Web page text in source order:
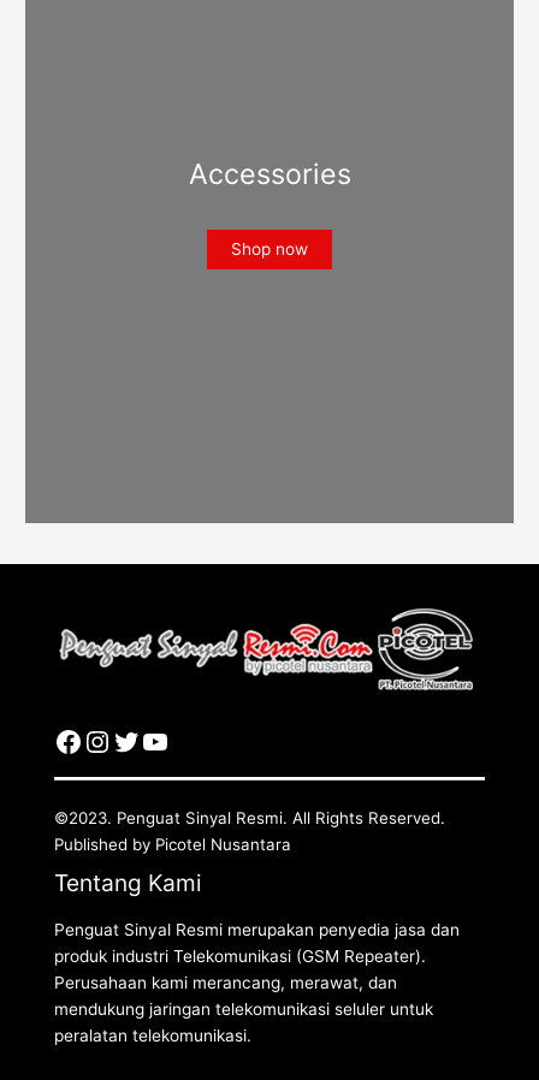
Accessories
Shop now
©2023. Penguat Sinyal Resmi. All Rights Reserved.
Published by Picotel Nusantara
Tentang Kami
Penguat Sinyal Resmi merupakan penyedia jasa dan
produk industri Telekomunikasi (GSM Repeater).
Perusahaan kami merancang, merawat, dan
mendukung jaringan telekomunikasi seluler untuk
peralatan telekomunikasi.